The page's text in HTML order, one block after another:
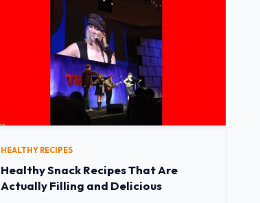
HEALTHY RECIPES
Healthy Snack Recipes That Are
Actually Filling and Delicious